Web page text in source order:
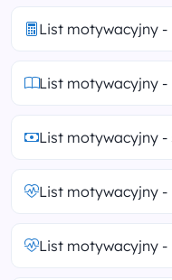
List motywacyjny -
List motywacyjny -
List motywacyjny -
List motywacyjny -
List motywacyjny -